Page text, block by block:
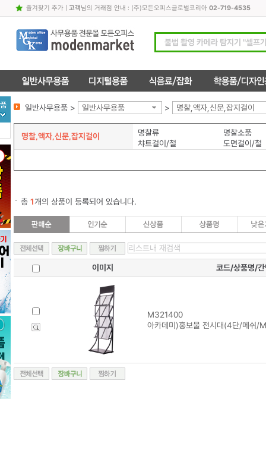
즐겨찾기 추가| 고객님의 거래점 안내 : (주)모든오피스글로벌코리아 02-719-4535
일반사무용품 > 일반사무용품 > 명찰,액자,신문,잡지걸이
명찰,액자,신문,잡지걸이 명찰류
명찰소품
챠트걸이/철
도면걸이/철
총 1개의 상품이 등록되어 있습니다.
이미지 코드/상품명/간
M321400
아카데미)홍보물 전시대(4단/메쉬/